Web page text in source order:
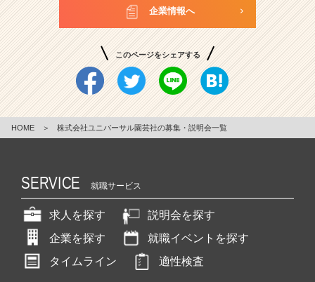
企業情報へ
このページをシェアする
HOME ＞ 株式会社ユニバーサル園芸社の募集・説明会一覧
SERVICE 就職サービス
求人を探す
説明会を探す
企業を探す
就職イベントを探す
タイムライン
適性検査